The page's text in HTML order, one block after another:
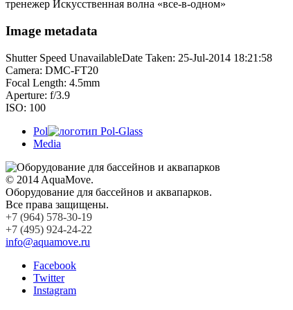
тренежер Искусственная волна «все-в-одном»
Image metadata
Shutter Speed UnavailableDate Taken: 25-Jul-2014 18:21:58
Camera: DMC-FT20
Focal Length: 4.5mm
Aperture: f/3.9
ISO: 100
Pol
Media
© 2014 AquaMove.
Оборудование для бассейнов и аквапарков.
Все права защищены.
+7 (964) 578-30-19
+7 (495) 924-24-22
info@aquamove.ru
Facebook
Twitter
Instagram